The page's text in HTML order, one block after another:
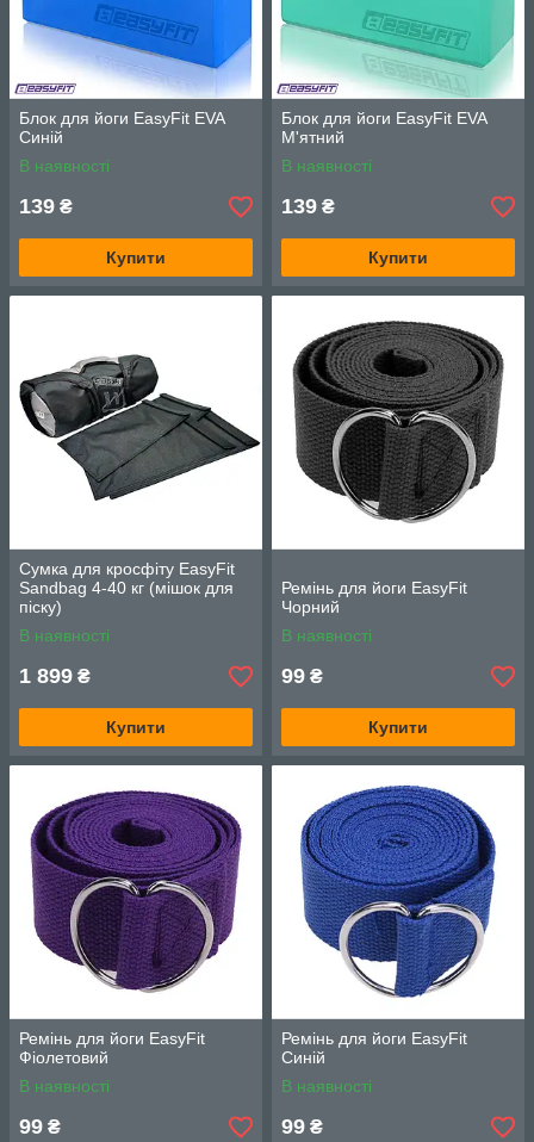
Блок для йоги EasyFit EVA
Синій
В наявності
139 ₴
Купити
Блок для йоги EasyFit EVA
М'ятний
В наявності
139 ₴
Купити
Сумка для кросфіту EasyFit
Sandbag 4-40 кг (мішок для
піску)
В наявності
1 899 ₴
Купити
Ремінь для йоги EasyFit
Чорний
В наявності
99 ₴
Купити
Ремінь для йоги EasyFit
Фіолетовий
В наявності
99 ₴
Ремінь для йоги EasyFit
Синій
В наявності
99 ₴